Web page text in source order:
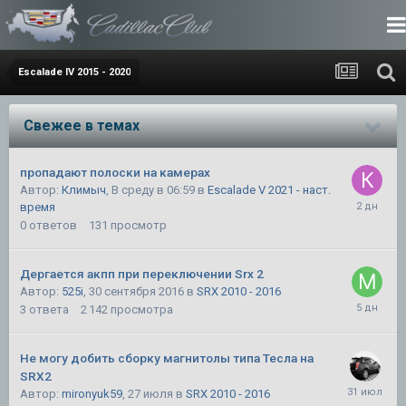
Escalade IV 2015 - 2020
Свежее в темах
пропадают полоски на камерах
Автор: Климыч, В среду в 06:59 в Escalade V 2021 - наст.
время
0 ответов 131 просмотр
Дергается акпп при переключении Srx 2
Автор: 525i, 30 сентября 2016 в SRX 2010 - 2016
3 ответа 2 142 просмотра
Не могу добить сборку магнитолы типа Тесла на
SRX2
Автор: mironyuk59, 27 июля в SRX 2010 - 2016